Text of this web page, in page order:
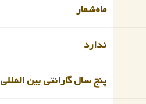
ماه‌شمار
ندارد
پنج سال گارانتی بین المللی